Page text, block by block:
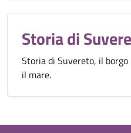
Storia di
Storia di Suvereto, il
il mare.